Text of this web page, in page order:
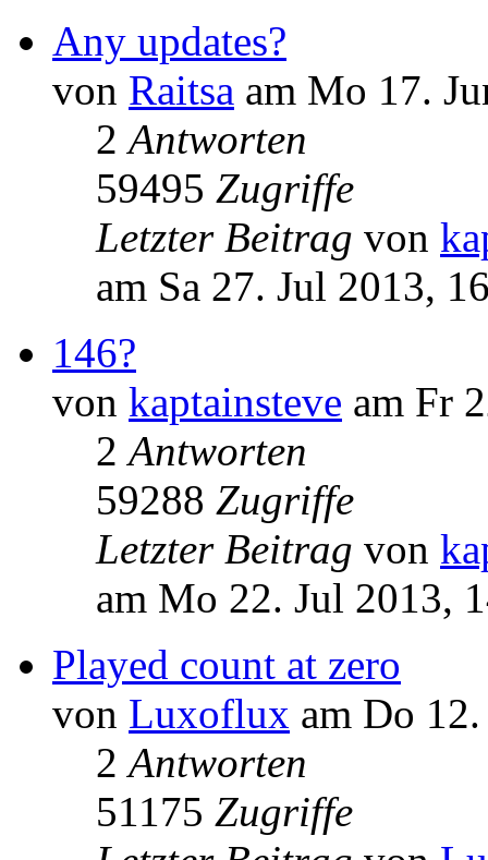
Any updates?
von Raitsa am Mo 17.
2Antworten
59495 Zugriffe
Letzter Beitrag von
am Sa 27. Jul 2013,
146?
von kaptainsteve am Fr
2Antworten
59288 Zugriffe
Letzter Beitrag von
am Mo 22. Jul 2013,
Played count at zero
von Luxoflux am Do
2Antworten
51175 Zugriffe